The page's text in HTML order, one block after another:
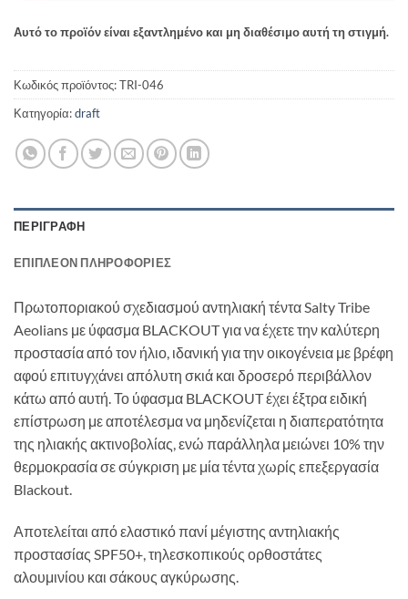
Αυτό το προϊόν είναι εξαντλημένο και μη διαθέσιμο αυτή τη στιγμή.
Κωδικός προϊόντος:TRI-046
Κατηγορία:draft
ΠΕΡΙΓΡΑΦΉ
ΕΠΙΠΛΈΟΝ ΠΛΗΡΟΦΟΡΊΕΣ
Πρωτοποριακού σχεδιασμού αντηλιακή τέντα Salty Tribe
Aeolians με ύφασμα BLACKOUT για να έχετε την καλύτερη
προστασία από τον ήλιο, ιδανική για την οικογένεια με βρέφη
αφού επιτυγχάνει απόλυτη σκιά και δροσερό περιβάλλον
κάτω από αυτή. Το ύφασμα BLACKOUT έχει έξτρα ειδική
επίστρωση με αποτέλεσμα να μηδενίζεται η διαπερατότητα
της ηλιακής ακτινοβολίας, ενώ παράλληλα μειώνει 10% την
θερμοκρασία σε σύγκριση με μία τέντα χωρίς επεξεργασία
Blackout.
Αποτελείται από ελαστικό πανί μέγιστης αντηλιακής
προστασίας SPF50+, τηλεσκοπικούς ορθοστάτες
αλουμινίου και σάκους αγκύρωσης.